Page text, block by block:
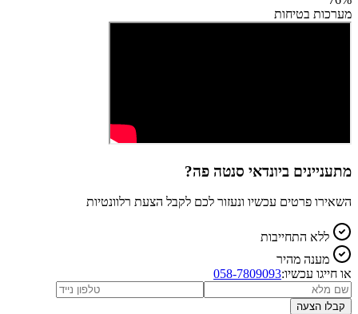
מערכות בטיחות
מתעניינים ביונדאי סנטה פה?
השאירו פרטים עכשיו ונעזור לכם לקבל הצעת רלוונטיות
ללא התחייבות
מענה מהיר
או חייגו עכשיו:058-7809093
קבלו הצעה